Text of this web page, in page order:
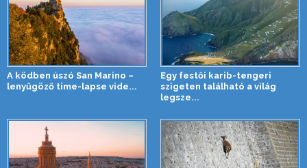
A ködben úszó San Marino –
lenyűgöző time-lapse vide...
Egy festői karib-tengeri
szigeten található a világ
legsze...